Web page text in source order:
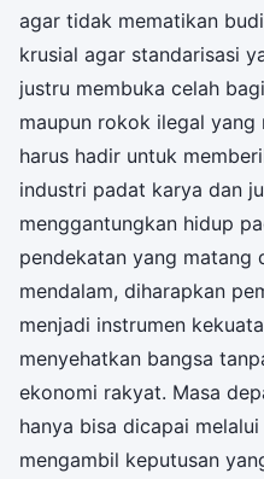
agar tidak mematikan
krusial agar standarisasi
justru membuka celah
maupun rokok ilegal yang
harus hadir untuk
industri padat karya dan
menggantungkan hidup
pendekatan yang matang
mendalam, diharapkan
menjadi instrumen
menyehatkan bangsa
ekonomi rakyat. Masa
hanya bisa dicapai
mengambil keputusan